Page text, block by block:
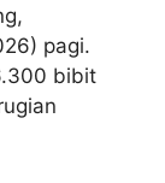
pagi.
bibit